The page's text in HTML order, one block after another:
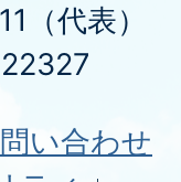
（代表）
い合わせ